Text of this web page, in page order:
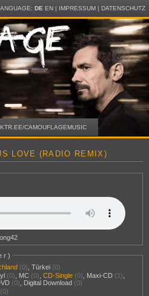
DE EN| IMPRESSUM| DATENSCHUTZ
CAMOUFLAGEMUSIC
LOVE (RADIO REMIX)
)
(0) ,Türkei (0)
(0) MC (0) ,CD-Single (0) Maxi-CD (1)
(0) Digital Download (0)
(0)